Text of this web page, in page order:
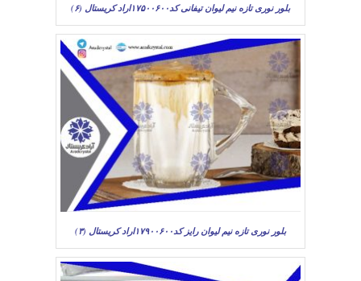
بلور نوری تازه نیم لیوان تیفانی کد۱۷۵۰۰۶۰۰اراد کریستال (۶)
بلور نوری تازه نیم لیوان رایز کد۱۷۹۰۰۶۰۰اراد کریستال (۳)